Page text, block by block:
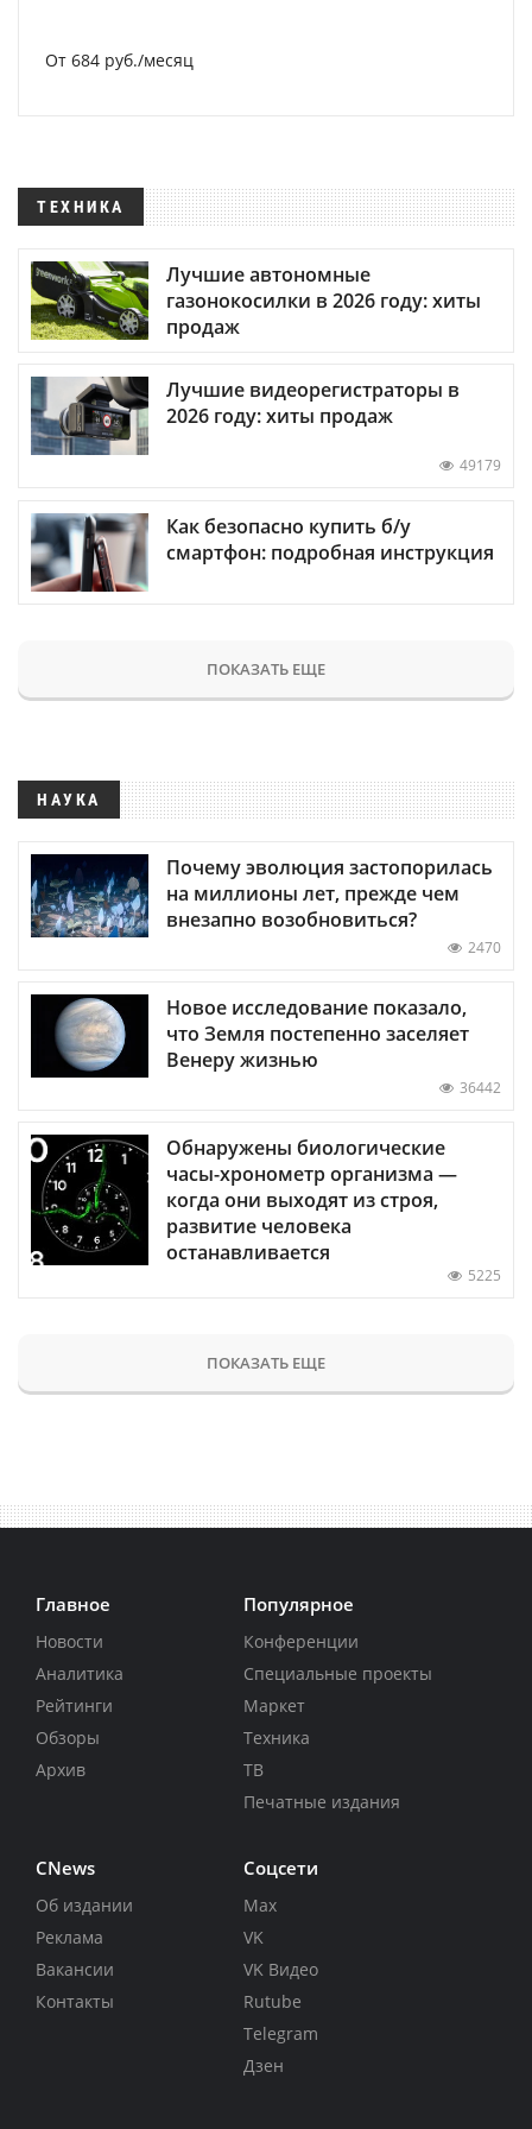
От 684 руб./месяц
ТЕХНИКА
Лучшие автономные
газонокосилки в 2026 году: хиты
продаж
Лучшие видеорегистраторы в
2026 году: хиты продаж
49179
Как безопасно купить б/у
смартфон: подробная инструкция
ПОКАЗАТЬ ЕЩЕ
НАУКА
Почему эволюция застопорилась
на миллионы лет, прежде чем
внезапно возобновиться?
2470
Новое исследование показало,
что Земля постепенно заселяет
Венеру жизнью
36442
Обнаружены биологические
часы-хронометр организма —
когда они выходят из строя,
развитие человека
останавливается
5225
ПОКАЗАТЬ ЕЩЕ
Главное
Новости
Аналитика
Рейтинги
Обзоры
Архив
Популярное
Конференции
Специальные проекты
Маркет
Техника
ТВ
Печатные издания
CNews
Об издании
Реклама
Вакансии
Контакты
Соцсети
Max
VK
VK Видео
Rutube
Telegram
Дзен